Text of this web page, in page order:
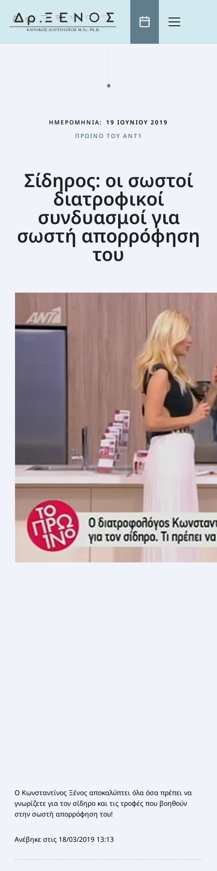
ΒΙΟΓΡΑΦΙΚΟ
ΕΠΙΚΑΙΡΌΤΗΤΑ
Η ΦΎΣΗ ΠΡΟΣΦΈΡΕΙ ΤΗ ΛΎΣΗ
ΠΑΙΔΊ ΚΑΙ ΔΙΑΤΡΟΦΉ
ΣΕΜΙΝΆΡΙΑ ΔΙΑΤΡΟΦΙΚΉΣ ΕΚΠΑΊΔΕΥΣΗΣ
ΤΗΛΕΟΡΑΣΗ
ΧΡΗΣΙΜΑ
ΕΛΛΗΝΙΚΌ ΙΝΣΤΙΤΟΎΤΟ ΔΙΑΤΡΟΦΉΣ
ΗΜΕΡΟΜΗΝΊΑ:
19 ΙΟΥΝΊΟΥ 2019
ΠΡΩΙΝΌ ΤΟΥ ANT1
Σίδηρος: οι σωστοί
διατροφικοί
συνδυασμοί για
σωστή απορρόφηση
του
Ο Κωνσταντίνος Ξένος αποκαλύπτει όλα όσα πρέπει να
γνωρίζετε για τον σίδηρο και τις τροφές που βοηθούν
στην σωστή απορρόφηση του!
Ανέβηκε στις 18/03/2019 13:13